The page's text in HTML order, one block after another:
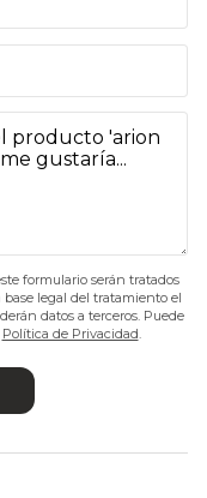
formulario serán tratados
legal del tratamiento el
datos a terceros. Puede
Política de Privacidad.